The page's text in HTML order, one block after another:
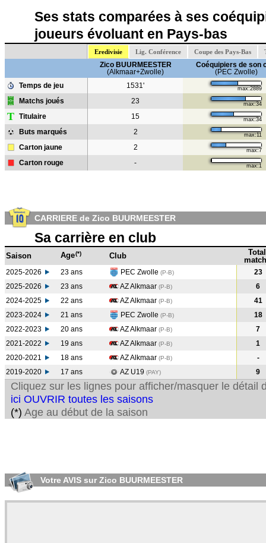
Ses stats comparées à ses
joueurs évoluant en Pays-bas
Eredivisie Lig. Conférence Coupe des Pays-Bas
Zico BUURMEESTER
(Alkmaar+Zwolle)
Coéquipiers de son
(PEC Zwolle)
Temps de jeu
1531' max:2889
Matchs joués 23 max:34
T Titulaire 15 max:34
Buts marqués 2 max:11
Carton jaune 2 max:7
Carton rouge - max:1
CARRIERE de Zico BUURMEESTER
Sa carrière en club
Saison Age(*) Club
Total
2025-2026 23 ans PEC Zwolle (P-B)
23
2025-2026
23 ans AZ Alkmaar (P-B)
6
2024-2025
22 ans AZ Alkmaar (P-B)
41
2023-2024
21 ans PEC Zwolle (P-B)
18
2022-2023
20 ans AZ Alkmaar (P-B)
7
2021-2022
19 ans AZ Alkmaar (P-B)
1
2020-2021
18 ans AZ Alkmaar (P-B)
-
2019-2020
17 ans AZ U19 (PAY) 9
Cliquez sur les lignes pour afficher/masquer le détail
ici OUVRIR toutes les saisons
(*) Age au début de la saison
Votre AVIS sur Zico BUURMEESTER